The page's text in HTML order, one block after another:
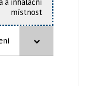
místnost